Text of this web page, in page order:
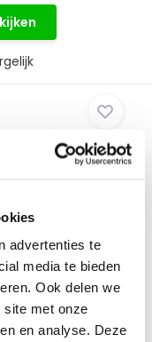
advertenties te
media te bieden
Ook delen we
site met onze
en analyse. Deze
U-vorm 1000kg
heftafel U-
kg is ideaa...
Excl. btw